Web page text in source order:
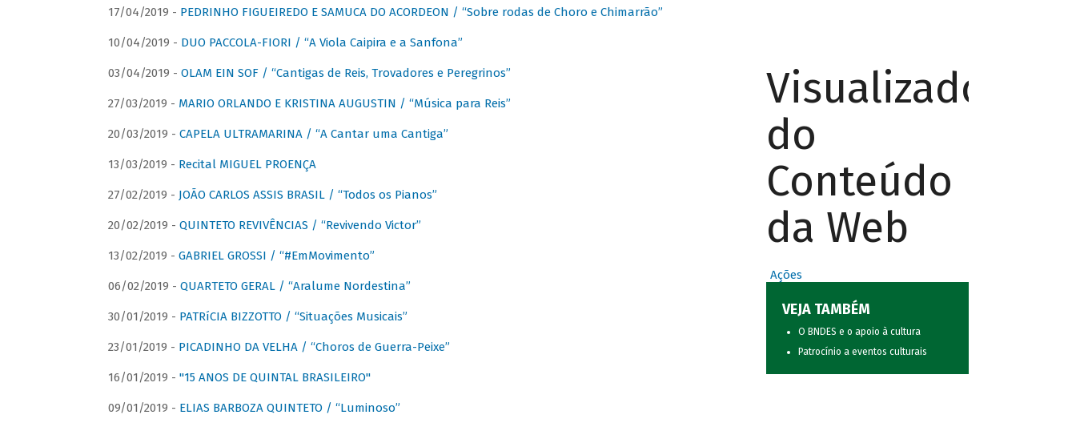
17/04/2019 - PEDRINHO FIGUEIREDO E SAMUCA DO ACORDEON / “Sobre rodas de Choro e Chimarrão”
10/04/2019 - DUO PACCOLA-FIORI / “A Viola Caipira e a Sanfona”
03/04/2019 - OLAM EIN SOF / “Cantigas de Reis, Trovadores e Peregrinos”
27/03/2019 - MARIO ORLANDO E KRISTINA AUGUSTIN / “Música para Reis”
20/03/2019 - CAPELA ULTRAMARINA / “A Cantar uma Cantiga”
13/03/2019 - Recital MIGUEL PROENÇA
27/02/2019 - JOÃO CARLOS ASSIS BRASIL / “Todos os Pianos”
20/02/2019 - QUINTETO REVIVÊNCIAS / “Revivendo Victor”
13/02/2019 - GABRIEL GROSSI / “#EmMovimento”
06/02/2019 - QUARTETO GERAL / “Aralume Nordestina”
30/01/2019 - PATRíCIA BIZZOTTO / “Situações Musicais”
23/01/2019 - PICADINHO DA VELHA / “Choros de Guerra-Peixe”
16/01/2019 - "15 ANOS DE QUINTAL BRASILEIRO"
09/01/2019 - ELIAS BARBOZA QUINTETO / “Luminoso”
Visualizador
do
Conteúdo
da Web
Ações
VEJA TAMBÉM
O BNDES e o apoio à cultura
Patrocínio a eventos culturais